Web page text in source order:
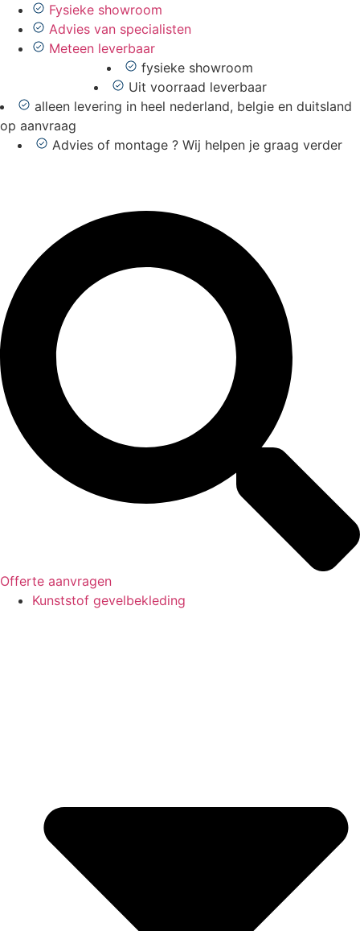
naar
Fysieke showroom
Advies van specialisten
Meteen leverbaar
fysieke showroom
Uit voorraad leverbaar
alleen levering in heel nederland, belgie en duitsland
op aanvraag
Advies of montage ? Wij helpen je graag verder
Offerte aanvragen
Kunststof gevelbekleding